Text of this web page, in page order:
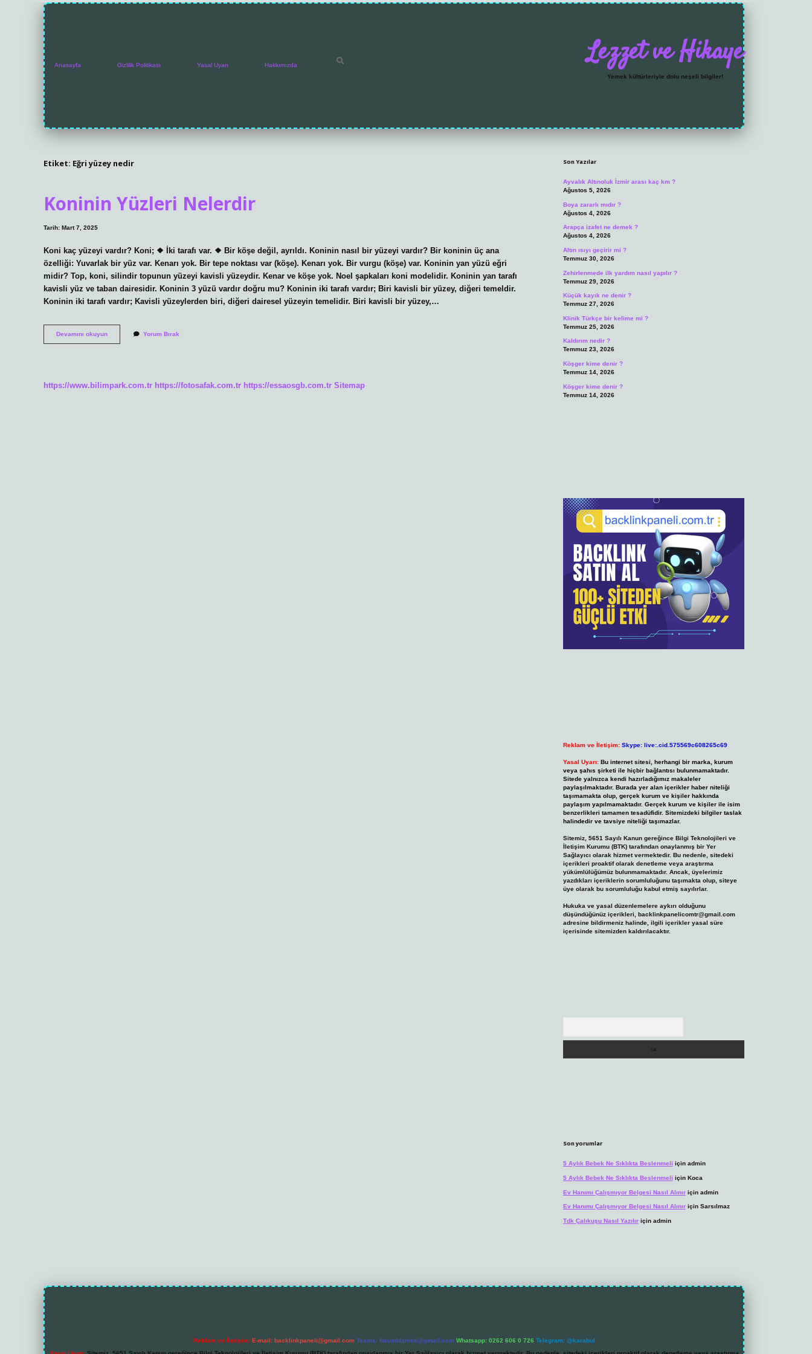
Anasayfa Gizlilik Politikası Yasal Uyarı Hakkımızda Lezzet ve Hikaye
Yemek kültürleriyle dolu neşeli bilgiler!
Etiket: Eğri yüzey nedir
Koninin Yüzleri Nelerdir
Tarih: Mart 7, 2025
Koni kaç yüzeyi vardır? Koni; ❖ İki tarafı var. ❖ Bir köşe değil, ayrıldı. Koninin nasıl bir yüzeyi vardır? Bir koninin üç ana
özelliği: Yuvarlak bir yüz var. Kenarı yok. Bir tepe noktası var (köşe). Kenarı yok. Bir vurgu (köşe) var. Koninin yan yüzü eğri
midir? Top, koni, silindir topunun yüzeyi kavisli yüzeydir. Kenar ve köşe yok. Noel şapkaları koni modelidir. Koninin yan tarafı
kavisli yüz ve taban dairesidir. Koninin 3 yüzü vardır doğru mu? Koninin iki tarafı vardır; Biri kavisli bir yüzey, diğeri temeldir.
Koninin iki tarafı vardır; Kavisli yüzeylerden biri, diğeri dairesel yüzeyin temelidir. Biri kavisli bir yüzey,…
Devamını okuyunKoninin
Yüzleri
Yorum Bırak
https://www.bilimpark.com.tr https://fotosafak.com.tr https://essaosgb.com.tr Sitemap
Sidebar
Son Yazılar
Ayvalık Altınoluk İzmir arası kaç km ?
Ağustos 5, 2026
Boya zararlı mıdır ?
Ağustos 4, 2026
Arapça izafet ne demek ?
Ağustos 4, 2026
Altın ısıyı geçirir mi ?
Temmuz 30, 2026
Zehirlenmede ilk yardım nasıl yapılır ?
Temmuz 29, 2026
Küçük kayık ne denir ?
Temmuz 27, 2026
Klinik Türkçe bir kelime mi ?
Temmuz 25, 2026
Kaldırım nedir ?
Temmuz 23, 2026
Köşger kime denir ?
Temmuz 14, 2026
Köşger kime denir ?
Temmuz 14, 2026
Reklam ve İletişim: Skype: live:.cid.575569c608265c69
Yasal Uyarı: Bu internet sitesi, herhangi bir marka, kurum
veya şahıs şirketi ile hiçbir bağlantısı bulunmamaktadır.
Sitede yalnızca kendi hazırladığımız makaleler
paylaşılmaktadır. Burada yer alan içerikler haber niteliği
taşımamakta olup, gerçek kurum ve kişiler hakkında
paylaşım yapılmamaktadır. Gerçek kurum ve kişiler ile isim
benzerlikleri tamamen tesadüfidir. Sitemizdeki bilgiler taslak
halindedir ve tavsiye niteliği taşımazlar.
Sitemiz, 5651 Sayılı Kanun gereğince Bilgi Teknolojileri ve
İletişim Kurumu (BTK) tarafından onaylanmış bir Yer
Sağlayıcı olarak hizmet vermektedir. Bu nedenle, sitedeki
içerikleri proaktif olarak denetleme veya araştırma
yükümlülüğümüz bulunmamaktadır. Ancak, üyelerimiz
yazdıkları içeriklerin sorumluluğunu taşımakta olup, siteye
üye olarak bu sorumluluğu kabul etmiş sayılırlar.
Hukuka ve yasal düzenlemelere aykırı olduğunu
düşündüğünüz içerikleri, backlinkpanelicomtr@gmail.com
adresine bildirmeniz halinde, ilgili içerikler yasal süre
içerisinde sitemizden kaldırılacaktır.
Son yorumlar
5 Aylık Bebek Ne Sıklıkta Beslenmeli için admin
5 Aylık Bebek Ne Sıklıkta Beslenmeli için Koca
Ev Hanımı Çalışmıyor Belgesi Nasıl Alınıriçin admin
Ev Hanımı Çalışmıyor Belgesi Nasıl Alınıriçin Sarsılmaz
Tdk Çalıkuşu Nasıl Yazılıriçin admin
Reklam ve İletişim: E-mail: backlinkpaneli@gmail.com Teams: forumhizmeti@gmail.com Whatsapp: 0262 606 0 726 Telegram: @karabul